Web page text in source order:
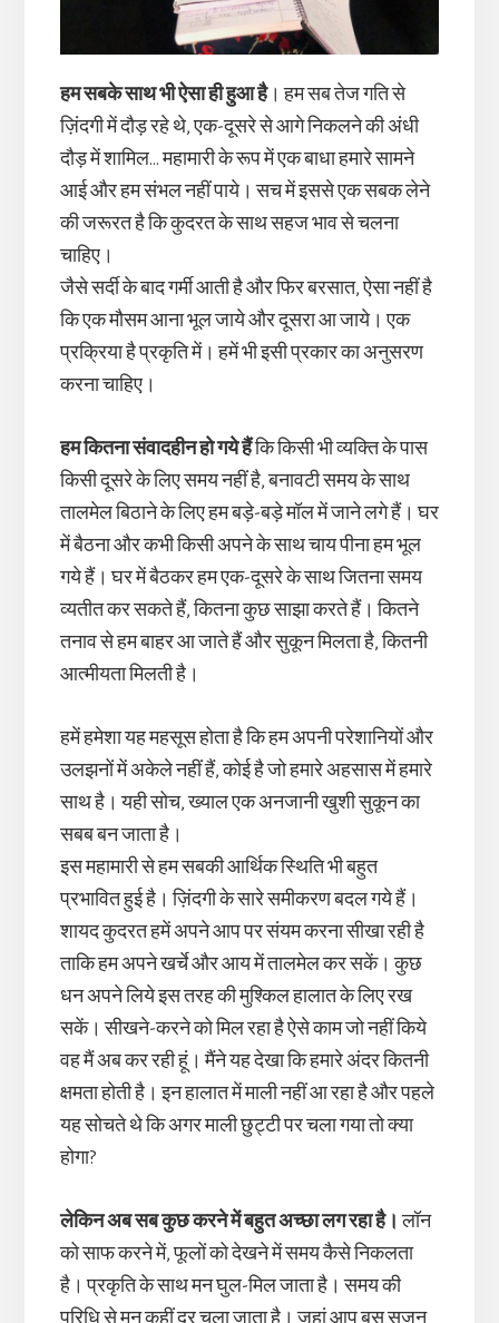
हम सबके साथ भी ऐसा ही हुआ है। हम सब तेज गति से
ज़िंदगी में दौड़ रहे थे, एक-दूसरे से आगे निकलने की अंधी
दौड़ में शामिल… महामारी के रूप में एक बाधा हमारे सामने
आई और हम संभल नहीं पाये। सच में इससे एक सबक लेने
की जरूरत है कि कुदरत के साथ सहज भाव से चलना
चाहिए।
जैसे सर्दी के बाद गर्मी आती है और फिर बरसात, ऐसा नहीं है
कि एक मौसम आना भूल जाये और दूसरा आ जाये। एक
प्रक्रिया है प्रकृति में। हमें भी इसी प्रकार का अनुसरण
करना चाहिए।
हम कितना संवादहीन हो गये हैंकि किसी भी व्यक्ति के पास
किसी दूसरे के लिए समय नहीं है, बनावटी समय के साथ
तालमेल बिठाने के लिए हम बड़े-बड़े मॉल में जाने लगे हैं। घर
में बैठना और कभी किसी अपने के साथ चाय पीना हम भूल
गये हैं। घर में बैठकर हम एक-दूसरे के साथ जितना समय
व्यतीत कर सकते हैं, कितना कुछ साझा करते हैं। कितने
तनाव से हम बाहर आ जाते हैं और सुकून मिलता है, कितनी
आत्मीयता मिलती है।
हमें हमेशा यह महसूस होता है कि हम अपनी परेशानियों और
उलझनों में अकेले नहीं हैं, कोई है जो हमारे अहसास में हमारे
साथ है। यही सोच, ख्याल एक अनजानी खुशी सुकून का
सबब बन जाता है।
इस महामारी से हम सबकी आर्थिक स्थिति भी बहुत
प्रभावित हुई है। ज़िंदगी के सारे समीकरण बदल गये हैं।
शायद कुदरत हमें अपने आप पर संयम करना सीखा रही है
ताकि हम अपने खर्चे और आय में तालमेल कर सकें। कुछ
धन अपने लिये इस तरह की मुश्किल हालात के लिए रख
सकें। सीखने-करने को मिल रहा है ऐसे काम जो नहीं किये
वह मैं अब कर रही हूं। मैंने यह देखा कि हमारे अंदर कितनी
क्षमता होती है। इन हालात में माली नहीं आ रहा है और पहले
यह सोचते थे कि अगर माली छुट्टी पर चला गया तो क्या
होगा?
लेकिन अब सब कुछ करने में बहुत अच्छा लग रहा है।
लॉन
को साफ करने में, फूलों को देखने में समय कैसे निकलता
है। प्रकृति के साथ मन घुल-मिल जाता है। समय की